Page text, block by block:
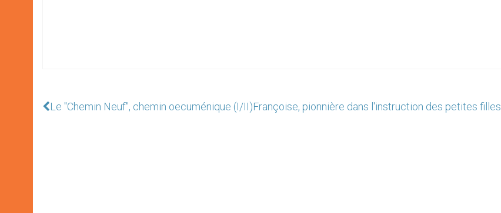
Le "Chemin Neuf", chemin oecuménique (I/II)Françoise, pionnière dans l'instruction des petites filles